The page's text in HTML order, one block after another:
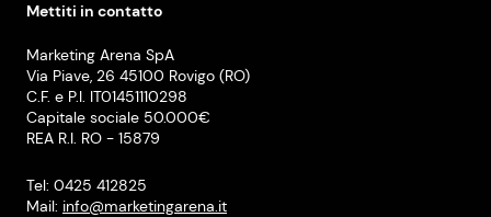
Mettiti in contatto
Marketing Arena SpA
Via Piave, 26 45100 Rovigo (RO)
C.F. e P.I. IT01451110298
Capitale sociale 50.000€
REA R.I. RO - 15879
Tel: 0425 412825
Mail: info@marketingarena.it